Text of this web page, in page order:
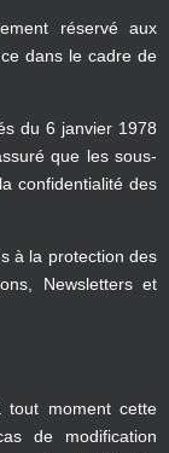
réservé aux
dans le cadre de
du 6 janvier 1978
que les sous-
confidentialité des
à la protection des
Newsletters et
tout moment cette
de modification